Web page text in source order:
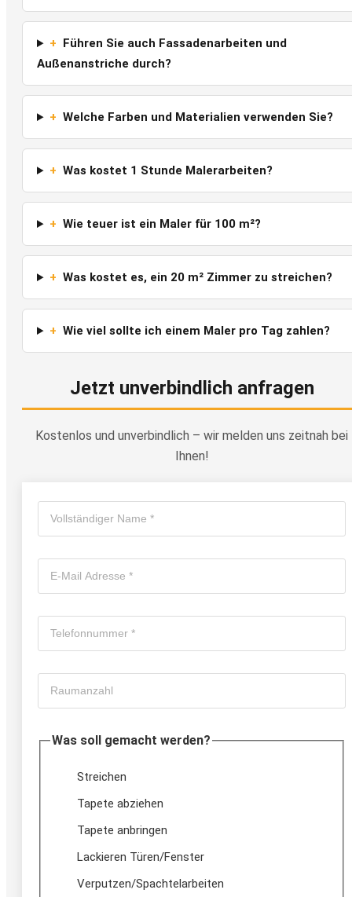
+ Führen Sie auch Fassadenarbeiten und
Außenanstriche durch?
+ Welche Farben und Materialien verwenden Sie?
+ Was kostet 1 Stunde Malerarbeiten?
+ Wie teuer ist ein Maler für 100 m²?
+ Was kostet es, ein 20 m² Zimmer zu streichen?
+ Wie viel sollte ich einem Maler pro Tag zahlen?
Jetzt unverbindlich anfragen
Kostenlos und unverbindlich – wir melden uns zeitnah bei
Ihnen!
Was soll gemacht werden?
Streichen
Tapete abziehen
Tapete anbringen
Lackieren Türen/Fenster
Verputzen/Spachtelarbeiten